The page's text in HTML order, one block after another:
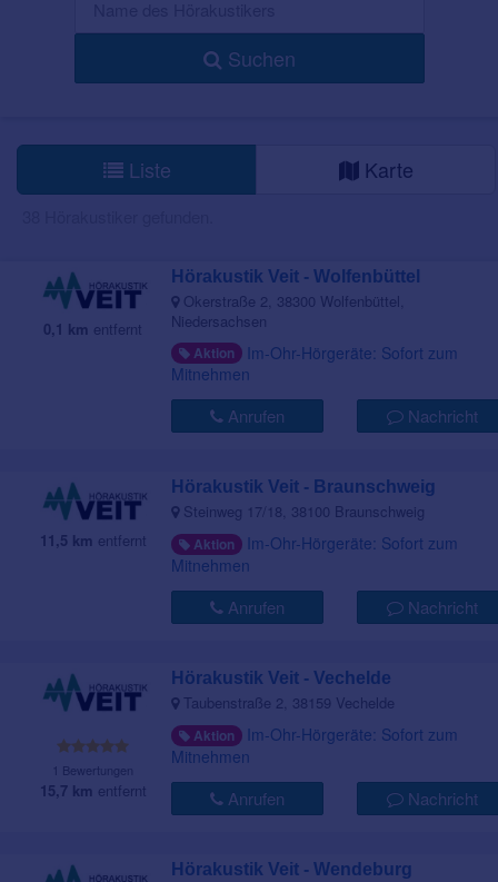
Suchen
Liste Karte
0,1 km entfernt
Hörakustik Veit - Wolfenbüttel
Okerstraße 2, 38300 Wolfenbüttel,
Niedersachsen
Aktion Im-Ohr-Hörgeräte: Sofort zum
Mitnehmen
Anrufen Nachricht
11,5 km entfernt
Hörakustik Veit - Braunschweig
Steinweg 17/18, 38100 Braunschweig
Aktion Im-Ohr-Hörgeräte: Sofort zum
Mitnehmen
Anrufen Nachricht
1 Bewertungen
15,7 km entfernt
Hörakustik Veit - Vechelde
Taubenstraße 2, 38159 Vechelde
Aktion Im-Ohr-Hörgeräte: Sofort zum
Mitnehmen
Anrufen Nachricht
Hörakustik Veit - Wendeburg